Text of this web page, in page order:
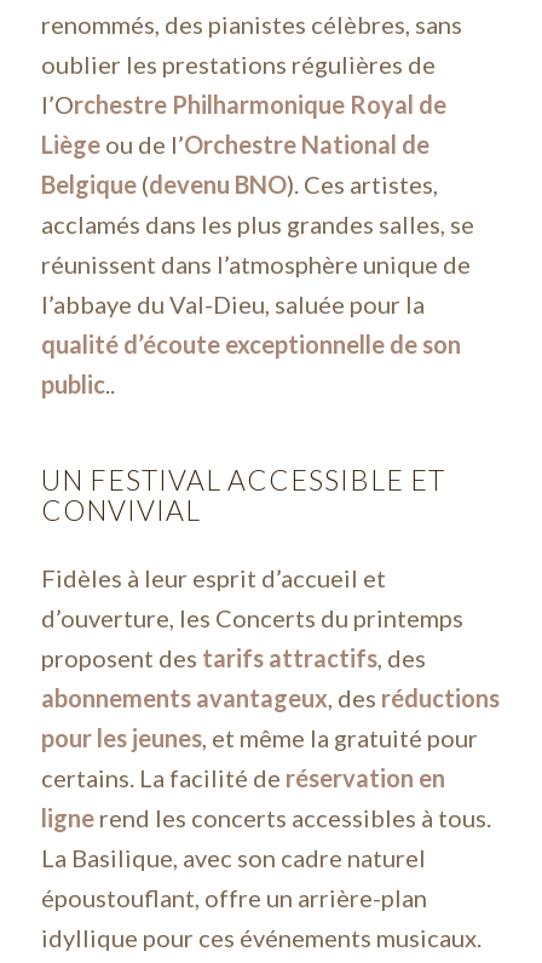
renommés, des pianistes célèbres, sans
oublier les prestations régulières de
l’Orchestre Philharmonique Royal de
Liègeou de l’Orchestre National de
Belgique (devenu BNO). Ces artistes,
acclamés dans les plus grandes salles, se
réunissent dans l’atmosphère unique de
l’abbaye du Val-Dieu, saluée pour la
qualité d’écoute exceptionnelle de son
public..
UN FESTIVAL ACCESSIBLE ET
CONVIVIAL
Fidèles à leur esprit d’accueil et
d’ouverture, les Concerts du printemps
proposent des tarifs attractifs, des
abonnements avantageux, des réductions
pour les jeunes, et même la gratuité pour
certains. La facilité de réservation en
lignerend les concerts accessibles à tous.
La Basilique, avec son cadre naturel
époustouflant, offre un arrière-plan
idyllique pour ces événements musicaux.